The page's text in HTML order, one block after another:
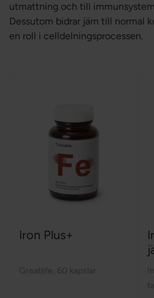
utmattning och till
Dessutom bidrar järn till normal
en roll i celldelningsprocessen.
Iron Plus+
Greatlife 60 kapslar